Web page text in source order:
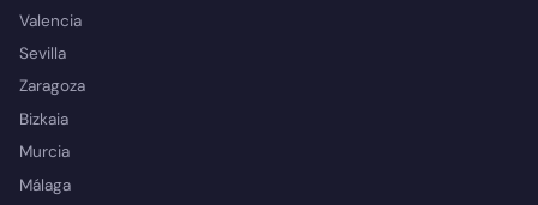
Valencia
Sevilla
Zaragoza
Bizkaia
Murcia
Málaga